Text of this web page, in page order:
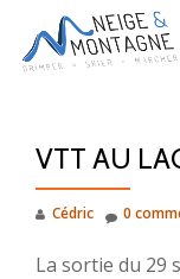
Aller
VTT AU
Cédric 0
La sortie du 29